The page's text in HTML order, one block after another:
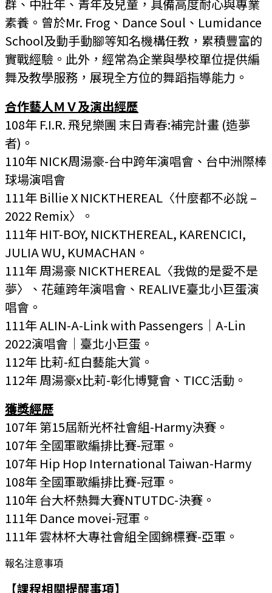
群、中壯年、青年及兒童，具備高度耐心與專業
素養。曾於Mr. Frog、Dance Soul、Lumidance
School及動手動腳等知名機構任教，累積豐富的
實戰經驗。此外，經常為企業與學校單位提供編
舞及教學服務，展現全方位的舞蹈指導能力。
合作藝人ＭＶ及演出經歷
108年 F.I.R. 飛兒樂團 末日青春:補完計畫 (造夢
者)。
110年 NICK周湯豪-台中跨年演唱會、台中洲際棒
球場演唱會
111年 Billie X NICKTHEREAL〈什麼都不必說 –
2022 Remix〉。
111年 HIT-BOY, NICKTHEREAL, KARENCICI,
JULIA WU, KUMACHAN。
111年 周湯豪 NICKTHEREAL〈我做的是愛不是
夢〉、花蓮跨年演唱會、REALIVE臺北小巨蛋演
唱會。
111年 ALIN-A-Link with Passengers｜A-Lin
2022演唱會｜臺北小巨蛋。
112年 比莉-紅白藝能大賞。
112年 周湯豪x比莉-彰化博覽會、TICC活動。
獲獎經歷
107年 第15屆新光杯社會組-Harmy決賽 。
107年 全國軍歌編排比賽-冠軍 。
107年 Hip Hop International Taiwan-Harmy
108年 全國軍歌編排比賽-冠軍 。
110年 台大杯熱舞大賽NTUTDC-決賽 。
111年 Dance movei-冠軍 。
111年 雲林杯大專社會組全國錦標賽-亞軍 。
報名注意事項
【課程相關提醒事項】